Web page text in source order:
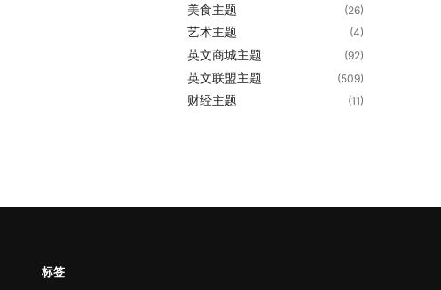
美食主题 (26)
艺术主题 (4)
英文商城主题 (92)
英文联盟主题 (509)
财经主题 (11)
标签